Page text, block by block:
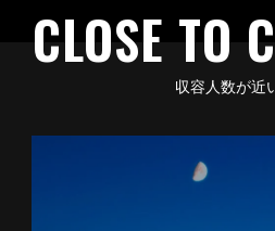
収容人数が近
CLOSE TO